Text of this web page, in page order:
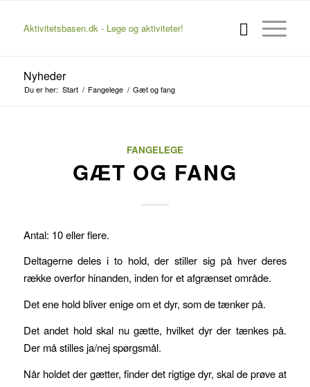
Aktivitetsbasen.dk - Lege og aktiviteter!
Nyheder
Du er her: Start / Fangelege / Gæt og fang
FANGELEGE
GÆT OG FANG
Antal: 10 eller flere.
Deltagerne deles i to hold, der stiller sig på hver deres
række overfor hinanden, inden for et afgrænset område.
Det ene hold bliver enige om et dyr, som de tænker på.
Det andet hold skal nu gætte, hvilket dyr der tænkes på.
Der må stilles ja/nej spørgsmål.
Når holdet der gætter, finder det rigtige dyr, skal de prøve at